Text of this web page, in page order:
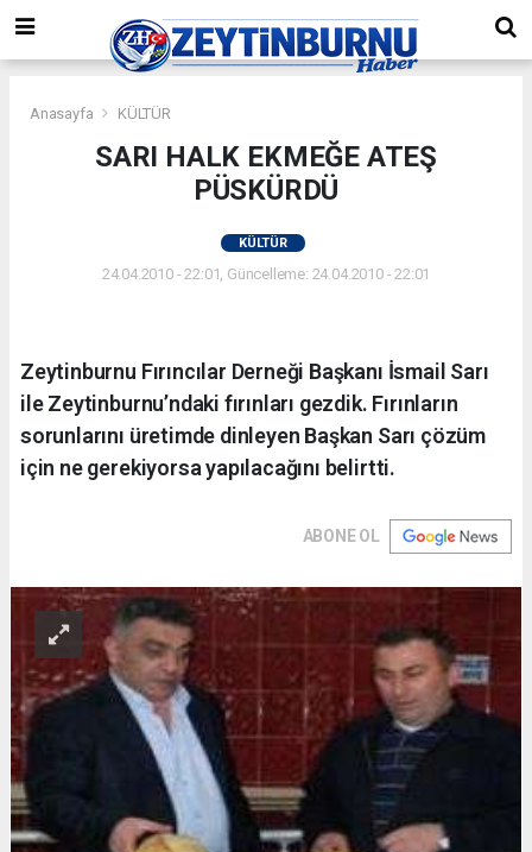
Anasayfa KÜLTÜR
SARI HALK EKMEĞE ATEŞ
PÜSKÜRDÜ
KÜLTÜR
24.04.2010 - 22:01, Güncelleme: 24.04.2010 - 22:01
Zeytinburnu Fırıncılar Derneği Başkanı İsmail Sarı
ile Zeytinburnu’ndaki fırınları gezdik. Fırınların
sorunlarını üretimde dinleyen Başkan Sarı çözüm
için ne gerekiyorsa yapılacağını belirtti.
ABONE OL